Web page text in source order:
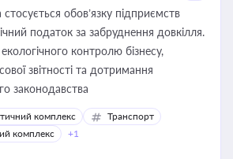
стосується обов’язку підприємств
податок за забруднення довкілля.
контролю бізнесу,
звітності та дотримання
законодавства
комплекс
Транспорт
комплекс
+1